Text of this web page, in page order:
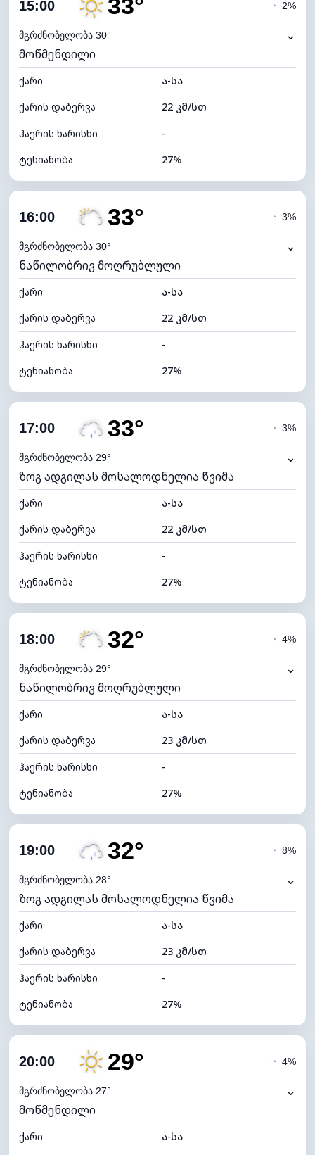
ნამის წერტილი
ხილვადობა
განათების ინდექსი 7 (ნათელი)
ღრუბლის სიმაღლე 10000 მ
15:00 33°
მგრძნობელობა 30°
◔ 2%
⌄
მოწმენდილი
ქარი
ა-სა
ქარის დაბერვა
22 კმ/სთ
ჰაერის ხარისხი
-
ტენიანობა
27%
ღრუბლიანობა
ნამის წერტილი
ხილვადობა
10 კმ
განათების ინდექსი 7 (ნათელი)
ღრუბლის სიმაღლე 9440 მ
16:00 33°
მგრძნობელობა 30°
◔ 3%
⌄
ნაწილობრივ მოღრუბლული
ქარი
ა-სა
ქარის დაბერვა
22 კმ/სთ
ჰაერის ხარისხი
-
ტენიანობა
27%
ღრუბლიანობა
ნამის წერტილი
ხილვადობა
10 კმ
განათების ინდექსი 7 (ნათელი)
ღრუბლის სიმაღლე 8800 მ
17:00 33°
მგრძნობელობა 29°
◔ 3%
⌄
ზოგ ადგილას მოსალოდნელია წვიმა
ქარი
ა-სა
ქარის დაბერვა
22 კმ/სთ
ჰაერის ხარისხი
-
ტენიანობა
27%
ღრუბლიანობა
ნამის წერტილი
ხილვადობა
10 კმ
განათების ინდექსი 7 (ნათელი)
ღრუბლის სიმაღლე 7920 მ
18:00 32°
მგრძნობელობა 29°
◔ 4%
⌄
ნაწილობრივ მოღრუბლული
ქარი
ა-სა
ქარის დაბერვა
23 კმ/სთ
ჰაერის ხარისხი
-
ტენიანობა
27%
ღრუბლიანობა
ნამის წერტილი
ხილვადობა
10 კმ
განათების ინდექსი 4 (მკრთალი)
ღრუბლის სიმაღლე 7040 მ
19:00 32°
მგრძნობელობა 28°
◔ 8%
⌄
ზოგ ადგილას მოსალოდნელია წვიმა
ქარი
ა-სა
ქარის დაბერვა
23 კმ/სთ
ჰაერის ხარისხი
-
ტენიანობა
27%
ღრუბლიანობა
ნამის წერტილი
ხილვადობა
განათების ინდექსი 4 (მკრთალი)
20:00 29°
მგრძნობელობა 27°
◔ 4%
⌄
მოწმენდილი
ქარი
ა-სა